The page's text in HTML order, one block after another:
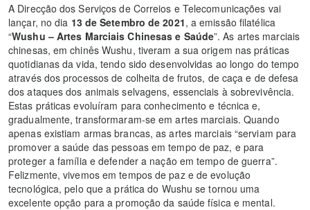
A Direcção dos Serviços de Correios e Telecomunicações vai
lançar, no dia 13 de Setembro de 2021, a emissão filatélica
“Wushu – Artes Marciais Chinesas e Saúde”. As artes marciais
chinesas, em chinês Wushu, tiveram a sua origem nas práticas
quotidianas da vida, tendo sido desenvolvidas ao longo do tempo
através dos processos de colheita de frutos, de caça e de defesa
dos ataques dos animais selvagens, essenciais à sobrevivência.
Estas práticas evoluíram para conhecimento e técnica e,
gradualmente, transformaram-se em artes marciais. Quando
apenas existiam armas brancas, as artes marciais “serviam para
promover a saúde das pessoas em tempo de paz, e para
proteger a família e defender a nação em tempo de guerra”.
Felizmente, vivemos em tempos de paz e de evolução
tecnológica, pelo que a prática do Wushu se tornou uma
excelente opção para a promoção da saúde física e mental.